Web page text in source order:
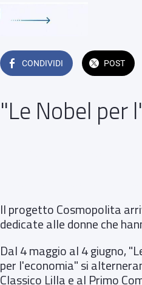
CONDIVIDI POST
"Le Nobel per
Il progetto Cosmopolita
dedicate alle donne che
Dal 4 maggio al 4 giugno,
per l'economia" si
Classico Lilla e al Primo